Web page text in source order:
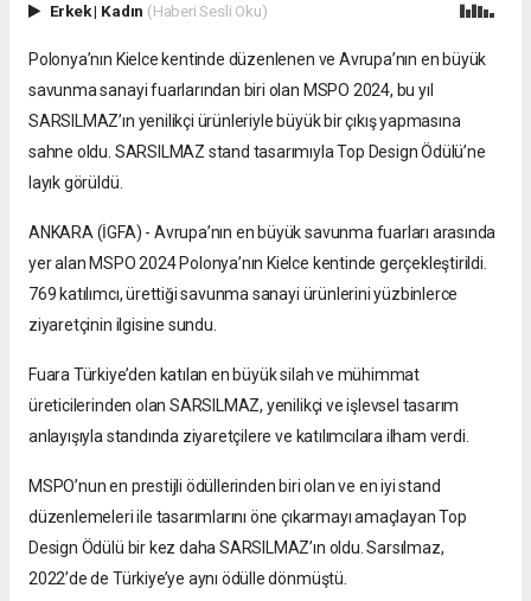
Erkek| Kadın (Haberi Sesli Oku)
Polonya’nın Kielce kentinde düzenlenen ve Avrupa’nın en büyük
savunma sanayi fuarlarından biri olan MSPO 2024, bu yıl
SARSILMAZ’ın yenilikçi ürünleriyle büyük bir çıkış yapmasına
sahne oldu. SARSILMAZ stand tasarımıyla Top Design Ödülü’ne
layık görüldü.
ANKARA (İGFA) - Avrupa’nın en büyük savunma fuarları arasında
yer alan MSPO 2024 Polonya’nın Kielce kentinde gerçekleştirildi.
769 katılımcı, ürettiği savunma sanayi ürünlerini yüzbinlerce
ziyaretçinin ilgisine sundu.
Fuara Türkiye’den katılan en büyük silah ve mühimmat
üreticilerinden olan SARSILMAZ, yenilikçi ve işlevsel tasarım
anlayışıyla standında ziyaretçilere ve katılımcılara ilham verdi.
MSPO’nun en prestijli ödüllerinden biri olan ve en iyi stand
düzenlemeleri ile tasarımlarını öne çıkarmayı amaçlayan Top
Design Ödülü bir kez daha SARSILMAZ’ın oldu. Sarsılmaz,
2022’de de Türkiye’ye aynı ödülle dönmüştü.